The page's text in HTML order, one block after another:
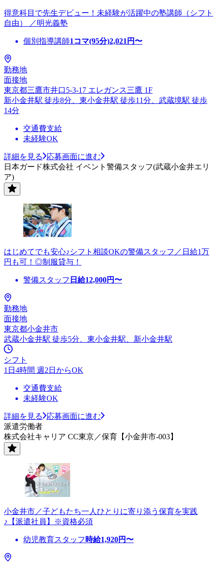
得意科目で先生デビュー！未経験が活躍中の塾講師（シフト
自由） ／明光義塾
個別指導講師1コマ(95分)2,021 円〜
勤務地
面接地
東京都三鷹市井口5-3-17 エレガンス三鷹 1F
新小金井駅 徒歩8分、東小金井駅 徒歩11分、武蔵境駅 徒歩
14分
交通費支給
未経験OK
詳細を見る
応募画面に進む
日本ガード株式会社 イベント警備スタッフ(武蔵小金井エリ
ア)
はじめてでも安心♪シフト相談OKの警備スタッフ／日給1万
円も可！◎制服貸与！
警備スタッフ 日給12,000円〜
勤務地
面接地
東京都小金井市
武蔵小金井駅 徒歩5分、東小金井駅、新小金井駅
シフト
1日4時間 週2日からOK
交通費支給
未経験OK
詳細を見る
応募画面に進む
派遣労働者
株式会社キャリア CC東京／保育【小金井市-003】
小金井市／子どもたち一人ひとりに寄り添う保育を実践
♪【派遣社員】※資格必須
幼児教育スタッフ 時給1,920円〜